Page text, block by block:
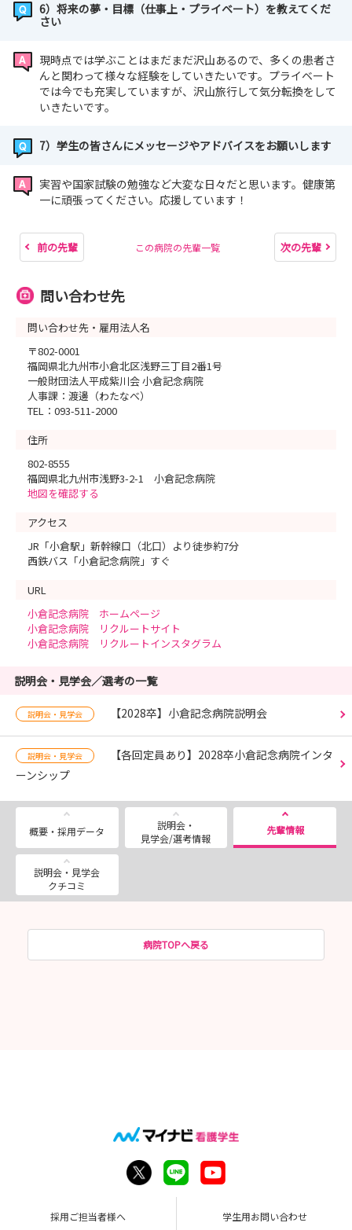
6）将来の夢・目標（仕事上・プライベート）を教えてくだ
さい
現時点では学ぶことはまだまだ沢山あるので、多くの患者さ
んと関わって様々な経験をしていきたいです。プライベート
では今でも充実していますが、沢山旅行して気分転換をして
いきたいです。
7）学生の皆さんにメッセージやアドバイスをお願いします
実習や国家試験の勉強など大変な日々だと思います。健康第
一に頑張ってください。応援しています！
前の先輩 この病院の先輩一覧 次の先輩
問い合わせ先
問い合わせ先・雇用法人名
〒802-0001
福岡県北九州市小倉北区浅野三丁目2番1号
一般財団法人平成紫川会 小倉記念病院
人事課：渡邊（わたなべ）
TEL：093-511-2000
住所
802-8555
福岡県北九州市浅野3-2-1 小倉記念病院
地図を確認する
アクセス
JR「小倉駅」新幹線口（北口）より徒歩約7分
西鉄バス「小倉記念病院」すぐ
URL
小倉記念病院 ホームページ
小倉記念病院 リクルートサイト
小倉記念病院 リクルートインスタグラム
説明会・見学会／選考の一覧
説明会・見学会 【2028卒】小倉記念病院説明会
説明会・見学会
【各回定員あり】2028卒小倉記念病院インタ
ーンシップ
概要・採用データ
説明会・
見学会/選考情報
先輩情報
説明会・見学会
クチコミ
病院TOPへ戻る
採用ご担当者様へ 学生用お問い合わせ